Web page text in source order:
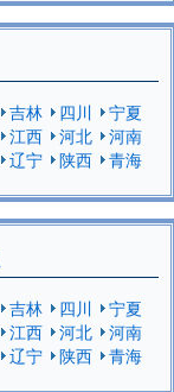
吉林 四川
宁夏
江西 河北
河南
辽宁 陕西
青海
吉林 四川
宁夏
江西 河北
河南
辽宁 陕西
青海